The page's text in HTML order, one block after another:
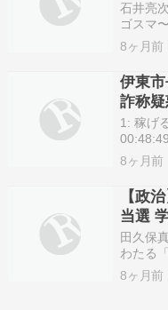
石井亮
ゴスマ
中。そ
タイム
年には
『うも
8ヶ月前
伊東
詐称
1: 稼げ
の杉本
8ヶ月前
【政
当選
田久保
わたる
（日刊
氏、敗
8ヶ月前